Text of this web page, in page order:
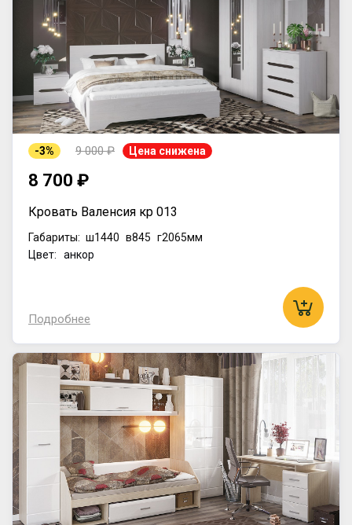
-3% 9 000 ₽ Цена снижена
8 700 ₽
Кровать Валенсия кр 013
Габариты: ш1440 в845 г2065мм
Цвет: анкор
Подробнее